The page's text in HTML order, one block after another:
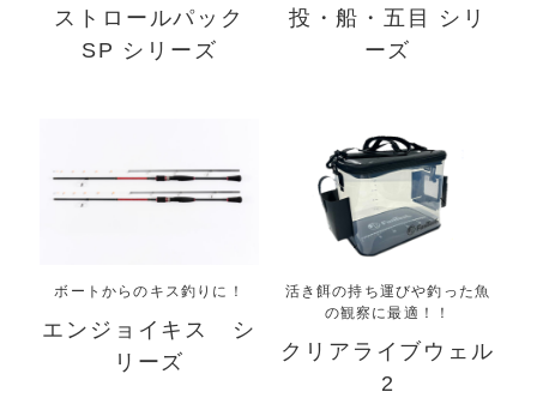
ストロールパック
SP シリーズ
投・船・五目 シリ
ーズ
ボートからのキス釣りに！
エンジョイキス シ
リーズ
活き餌の持ち運びや釣った魚
の観察に最適！！
クリアライブウェル
2